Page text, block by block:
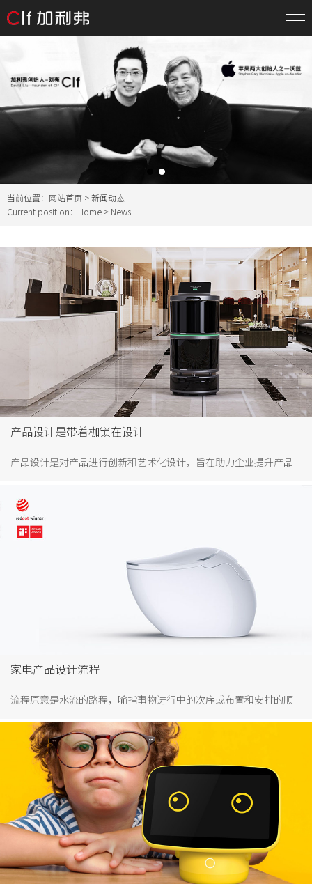
当前位置： 网站首页 >新闻动态
Current position： Home > News
产品设计是带着枷锁在设计
产品设计是对产品进行创新和艺术化设计，旨在助力企业提升产品
品设计创新设计、艺术化设计也不是纯粹的天马行空就可以，而是
带着枷锁在设计，是要结合客户需求、市场情况、用户诉求等方面
下限制下进行的优质设计。
家电产品设计流程
流程原意是水流的路程，喻指事物进行中的次序或布置和安排的顺
为工作基础的，用于居家环境的产品。比如我们熟知的空调、洗衣
机、电视、冰箱、热水壶、电饭堡、智能马桶、智能门锁等。设计
一款家电产品通常包括以下流程。